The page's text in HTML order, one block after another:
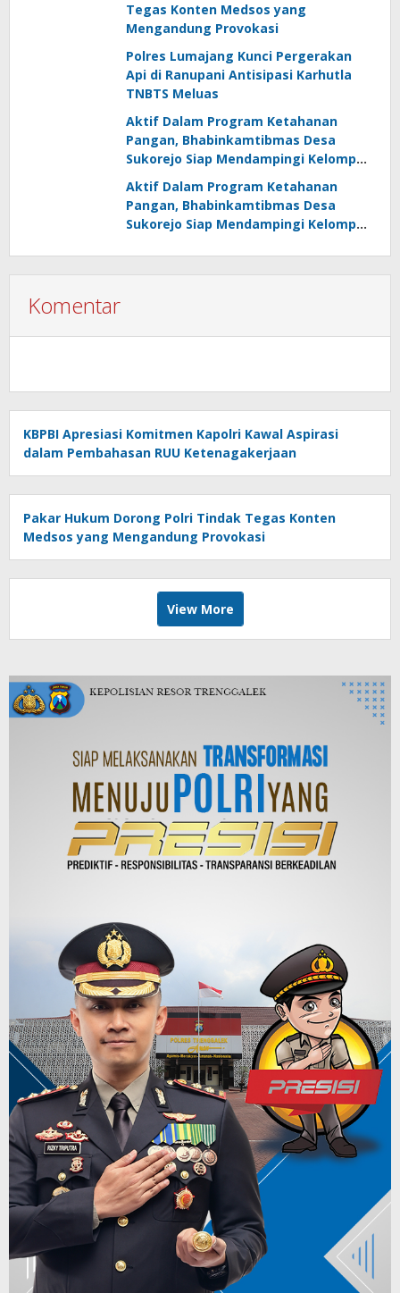
Tegas Konten Medsos yang
Mengandung Provokasi
Polres Lumajang Kunci Pergerakan
Api di Ranupani Antisipasi Karhutla
TNBTS Meluas
Aktif Dalam Program Ketahanan
Pangan, Bhabinkamtibmas Desa
Sukorejo Siap Mendampingi Kelompok
Tani
Aktif Dalam Program Ketahanan
Pangan, Bhabinkamtibmas Desa
Sukorejo Siap Mendampingi Kelompok
Komentar
KBPBI Apresiasi Komitmen Kapolri Kawal Aspirasi
dalam Pembahasan RUU Ketenagakerjaan
Pakar Hukum Dorong Polri Tindak Tegas Konten
Medsos yang Mengandung Provokasi
View More